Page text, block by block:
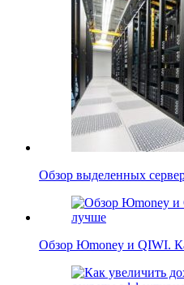
Обзор выделенных
Обзор Юmoney и QIWI.